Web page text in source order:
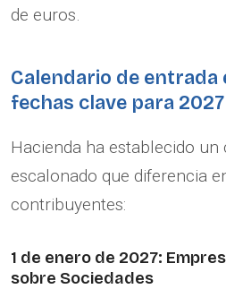
de euros.
Calendario de entrada
fechas clave para 2027
Hacienda ha establecido un
escalonado que diferencia
contribuyentes:
1 de enero de 2027:
sobre Sociedades